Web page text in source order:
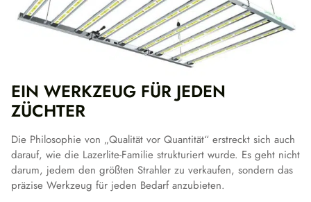
EIN WERKZEUG FÜR JEDEN
ZÜCHTER
Die Philosophie von „Qualität vor Quantität“ erstreckt sich auch
darauf, wie die Lazerlite-Familie strukturiert wurde. Es geht nicht
darum, jedem den größten Strahler zu verkaufen, sondern das
präzise Werkzeug für jeden Bedarf anzubieten.